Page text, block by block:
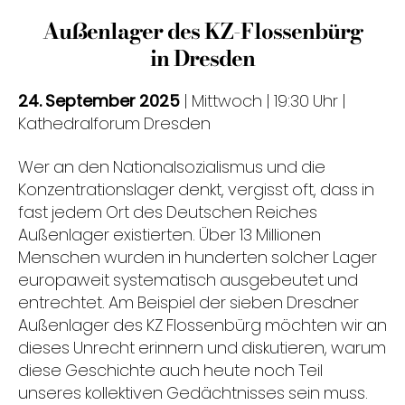
Außenlager des KZ-Flossenbürg
in Dresden
24. September 2025 | Mittwoch | 19:30 Uhr |
Kathedralforum Dresden
Wer an den Nationalsozialismus und die
Konzentrationslager denkt, vergisst oft, dass in
fast jedem Ort des Deutschen Reiches
Außenlager existierten. Über 13 Millionen
Menschen wurden in hunderten solcher Lager
europaweit systematisch ausgebeutet und
entrechtet. Am Beispiel der sieben Dresdner
Außenlager des KZ Flossenbürg möchten wir an
dieses Unrecht erinnern und diskutieren, warum
diese Geschichte auch heute noch Teil
unseres kollektiven Gedächtnisses sein muss.